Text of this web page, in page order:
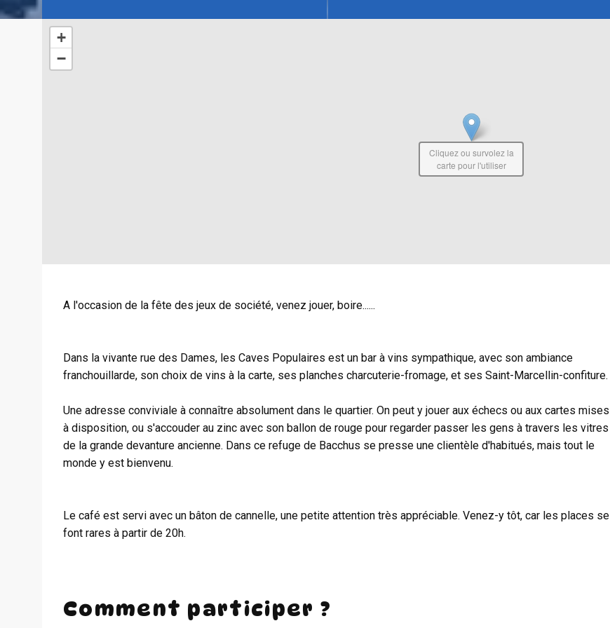
+
−
Cliquez ou survolez la
carte pour l'utiliser
A l'occasion de la fête des jeux de société, venez jouer, boire......
Dans la vivante rue des Dames, les Caves Populaires est un bar à vins sympathique, avec son ambiance
franchouillarde, son choix de vins à la carte, ses planches charcuterie-fromage, et ses Saint-Marcellin-confiture.
Une adresse conviviale à connaître absolument dans le quartier. On peut y jouer aux échecs ou aux cartes mises
à disposition, ou s'accouder au zinc avec son ballon de rouge pour regarder passer les gens à travers les vitres
de la grande devanture ancienne. Dans ce refuge de Bacchus se presse une clientèle d'habitués, mais tout le
monde y est bienvenu.
Le café est servi avec un bâton de cannelle, une petite attention très appréciable. Venez-y tôt, car les places se
font rares à partir de 20h.
Comment participer ?